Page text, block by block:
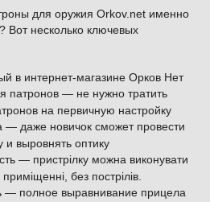
для оружия Orkov.net именно
Вот несколько ключевых
патронов — не нужно тратить
на первичную настройку
— даже новичок сможет провести
и выровнять оптику
— пристрілку можна виконувати
без пострілів.
— полное выравнивание прицела